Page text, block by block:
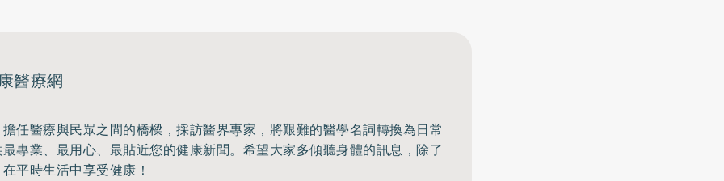
醫療網
任醫療與民眾之間的橋樑，採訪醫界專家，將艱難的醫學名詞轉換為日常
專業、最用心、最貼近您的健康新聞。希望大家多傾聽身體的訊息，除了
平時生活中享受健康！